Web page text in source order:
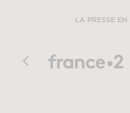
LA PRESSE EN